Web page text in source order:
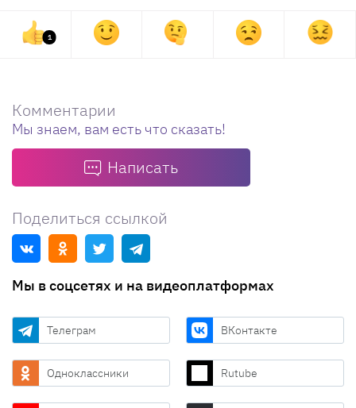
1
Комментарии
Мы знаем, вам есть что сказать!
Написать
Поделиться ссылкой
Мы в соцсетях и на видеоплатформах
Телеграм ВКонтакте
Одноклассники Rutube